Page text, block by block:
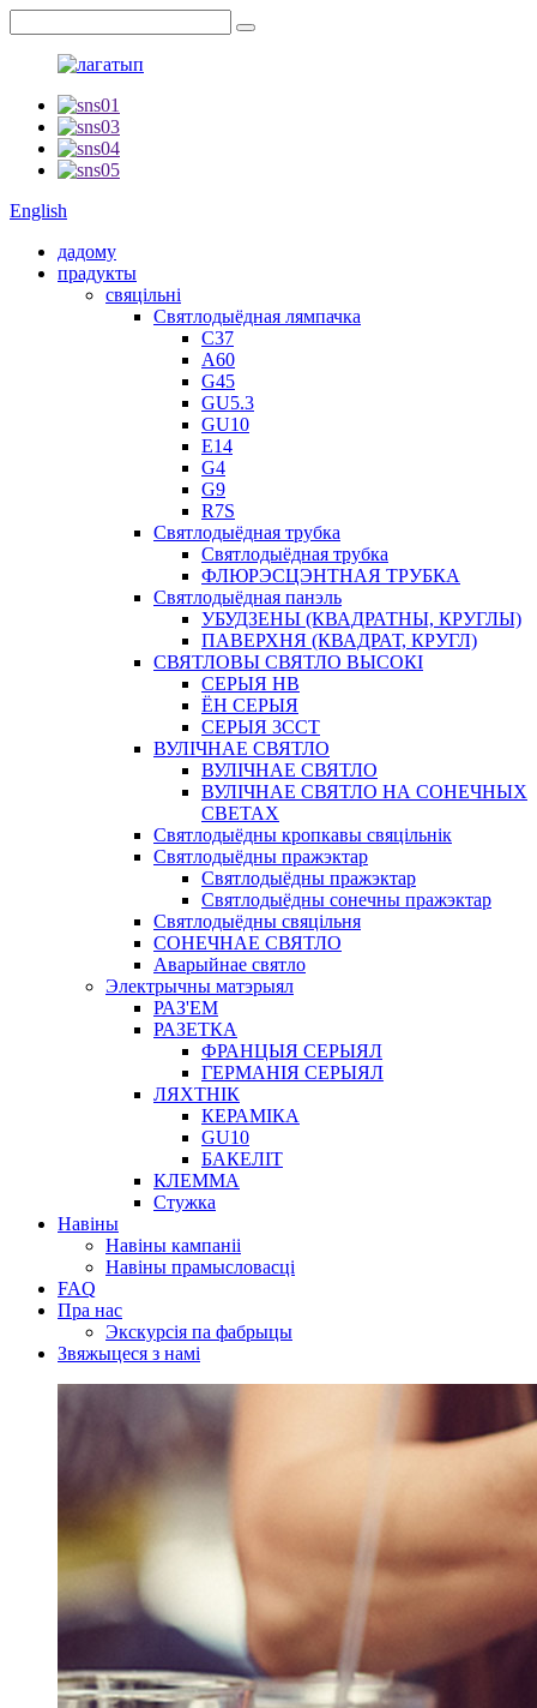
English
дадому
прадукты
свяцільні
Святлодыёдная лямпачка
C37
A60
G45
GU5.3
GU10
E14
G4
G9
R7S
Святлодыёдная трубка
Святлодыёдная трубка
ФЛЮРЭСЦЭНТНАЯ ТРУБКА
Святлодыёдная панэль
УБУДЗЕНЫ (КВАДРАТНЫ, КРУГЛЫ)
ПАВЕРХНЯ (КВАДРАТ, КРУГЛ)
СВЯТЛОВЫ СВЯТЛО ВЫСОКІ
СЕРЫЯ HB
ЁН СЕРЫЯ
СЕРЫЯ 3CCT
ВУЛІЧНАЕ СВЯТЛО
ВУЛІЧНАЕ СВЯТЛО
ВУЛІЧНАЕ СВЯТЛО НА СОНЕЧНЫХ
СВЕТАХ
Святлодыёдны кропкавы свяцільнік
Святлодыёдны пражэктар
Святлодыёдны пражэктар
Святлодыёдны сонечны пражэктар
Святлодыёдны свяцільня
СОНЕЧНАЕ СВЯТЛО
Аварыйнае святло
Электрычны матэрыял
РАЗ'ЕМ
РАЗЕТКА
ФРАНЦЫЯ СЕРЫЯЛ
ГЕРМАНІЯ СЕРЫЯЛ
ЛЯХТНІК
КЕРАМІКА
GU10
БАКЕЛІТ
КЛЕММА
Стужка
Навіны
Навіны кампаніі
Навіны прамысловасці
FAQ
Пра нас
Экскурсія па фабрыцы
Звяжыцеся з намі